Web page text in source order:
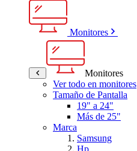
Monitores
Monitores
Ver todo en monitores
Tamaño de Pantalla
19" a 24"
Más de 25"
Marca
Samsung
Hp